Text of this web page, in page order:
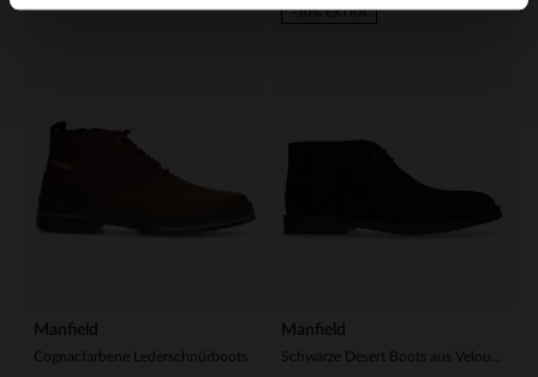
Manfield
Cognacfarbene Lederschnürboots
Manfield
-10% EXTRA